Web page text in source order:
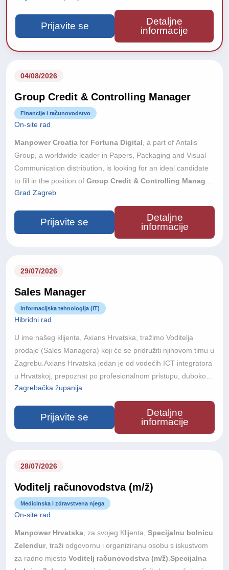
Prijavite se
Detaljne
informacije
04/08/2026
Group Credit & Controlling Manager
Financije i računovodstvo
On-site rad
Manpower Croatia for Fortuna Digital , a part of Antalis
Group, a worldwide leader in Papers, Packaging and Visual
Communication distribution, is looking for an ideal candidate
to fill in the position of Group Credit & Controlling Manager
(m/f).The role supports a regional group of locally operating
companies across Central and South Eastern Europe, all
wholly owned by a global international group. Working closely
with local Managing Directors, Sales and Finance teams, you
of work:Zagreb
Grad Zagreb
Prijavite se
Detaljne
informacije
29/07/2026
Sales Manager
Informacijska tehnologija (IT)
Hibridni rad
U ime našeg klijenta, Axians Hrvatska, tražimo Voditelja
prodaje (Sales Managera) koji će se pridružiti njihovom timu u
Zagrebu.Axians Hrvatska jedan je od vodećih ICT integratora
u Hrvatskoj, prepoznat po profesionalnom pristupu, dubokom
razumijevanju poslovnih procesa svojih korisnika te stručnosti
u isporuci suvremenih tehnoloških rješenja. Kao dio globalne
Axians mreže, koja okuplja više od 17.000 stručnjaka u 38
zemalja svijeta, tvrtka svojim korisnicima pruža inovativna i
Zagrebačka županija
Prijavite se
Detaljne
informacije
28/07/2026
Voditelj računovodstva (m/ž)
Medicinska i zdravstvena njega
On-site rad
Manpower Hrvatska , za svojeg Klijenta, Specijalnu bolnicu
Zelendur , traži odgovornu i organiziranu osobu s iskustvom
za radno mjesto Voditelj računovodstva (m/ž) Specijalna